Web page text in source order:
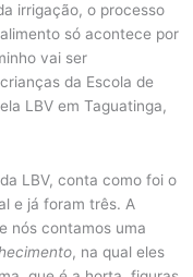
irrigação, o processo
só acontece por
vai ser
da Escola de
LBV em Taguatinga,
LBV, conta como foi o
e já foram três. A
nós contamos uma
, na qual eles